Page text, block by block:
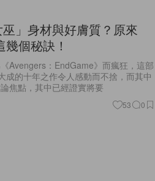
」身材與好膚質？原來
個秘訣！
Avengers：EndGame》而瘋狂，這部
成的十年之作令人感動而不捨，而其中
焦點，其中已經證實將要
53 0